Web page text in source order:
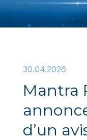
30.04.2026
Mantra
d’un